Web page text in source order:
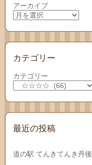
アーカイブ
カテゴリー
カテゴリー
最近の投稿
道の駅 てんきてんき丹後